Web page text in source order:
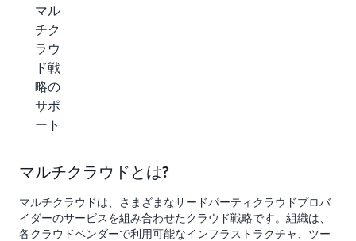
マル
チク
ラウ
ド戦
略の
サポ
ート
マルチクラウドとは?
マルチクラウドは、さまざまなサードパーティクラウドプロバ
イダーのサービスを組み合わせたクラウド戦略です。組織は、
各クラウドベンダーで利用可能なインフラストラクチャ、ツー